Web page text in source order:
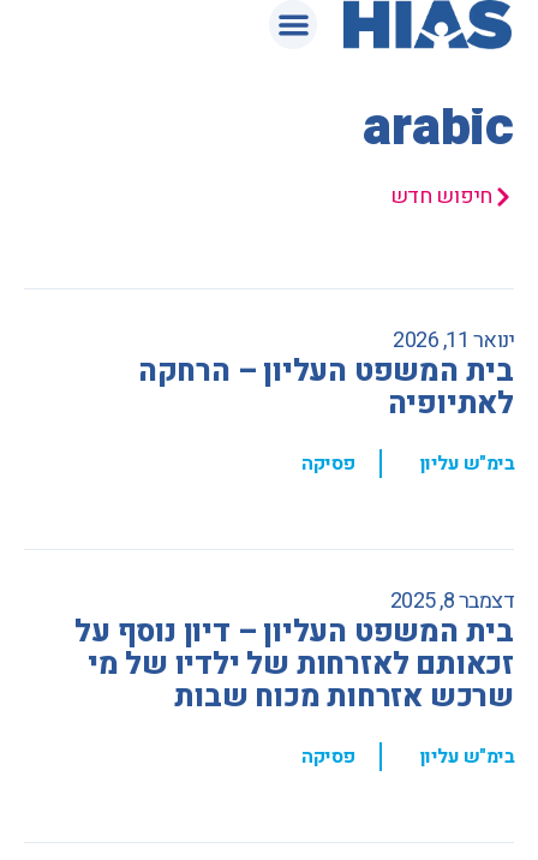
arabic
חיפוש חדש
ינואר 11, 2026
בית המשפט העליון – הרחקה
לאתיופיה
בימ"ש עליון , פסיקה
דצמבר 8, 2025
בית המשפט העליון – דיון נוסף על
זכאותם לאזרחות של ילדיו של מי
שרכש אזרחות מכוח שבות
בימ"ש עליון , פסיקה